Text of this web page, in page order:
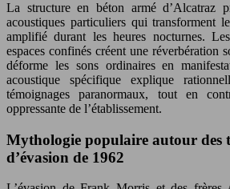
La structure en béton armé d’Alcatraz
acoustiques particuliers qui transforment
amplifié durant les heures nocturnes.
espaces confinés créent une réverbération
déforme les sons ordinaires en
acoustique spécifique explique
témoignages paranormaux, tout en
oppressante de l’établissement.
Mythologie populaire autour des
d’évasion de 1962